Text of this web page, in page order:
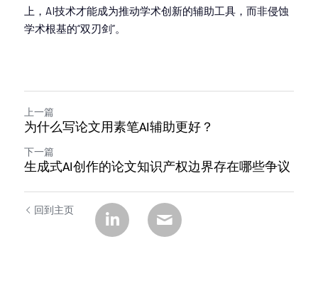
上，AI技术才能成为推动学术创新的辅助工具，而非侵蚀
学术根基的“双刃剑”。
上一篇
为什么写论文用素笔AI辅助更好？
下一篇
生成式AI创作的论文知识产权边界存在哪些争议
回到主页